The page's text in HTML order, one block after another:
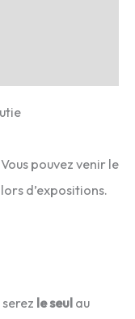
pouvez venir le
d’expositions.
le seul au